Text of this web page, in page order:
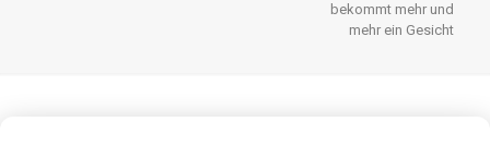
bekommt mehr und
mehr ein Gesicht